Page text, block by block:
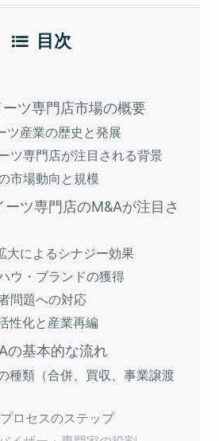
目次
ツ専門店市場の概要
ツ産業の歴史と発展
ツ専門店が注目される背景
市場動向と規模
ツ専門店のM&Aが注目さ
大によるシナジー効果
ウ・ブランドの獲得
問題への対応
性化と産業再編
の基本的な流れ
種類（合併、買収、事業譲渡
ロセスのステップ